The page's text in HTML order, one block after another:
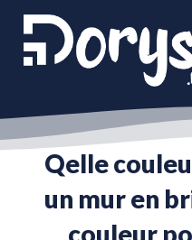
Qelle
un mur en
couleur